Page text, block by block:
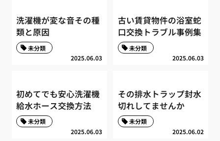
洗濯機が変な音その種
類と原因
2025.06.03
未分類
古い賃貸物件の浴室蛇
口交換トラブル事例集
2025.06.03
未分類
初めてでも安心洗濯機
給水ホース交換方法
2025.06.03
未分類
その排水トラップ封水
切れしてませんか
2025.06.02
未分類